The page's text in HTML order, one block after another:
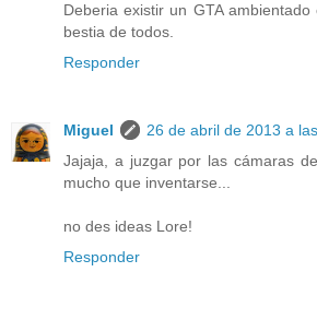
Deberia existir un GTA
bestia de todos.
Responder
Miguel
26 de abril de 2013 a
Jajaja, a juzgar por las cámaras
mucho que inventarse...
no des ideas Lore!
Responder